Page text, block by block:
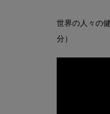
世界の人々の
分）